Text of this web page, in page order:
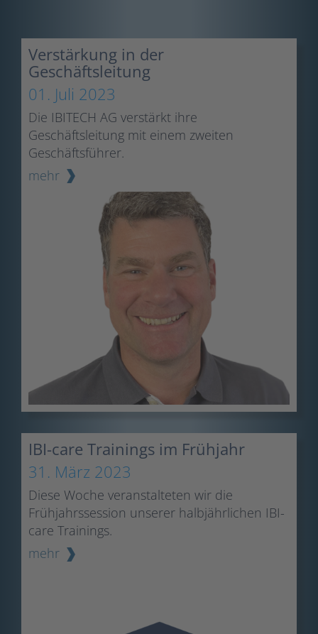
Verstärkung in der
Geschäftsleitung
01. Juli 2023
Die IBITECH AG verstärkt ihre
Geschäftsleitung mit einem zweiten
Geschäftsführer.
mehr
IBI-care Trainings im Frühjahr
31. März 2023
Diese Woche veranstalteten wir die
Frühjahrssession unserer halbjährlichen IBI-
care Trainings.
mehr